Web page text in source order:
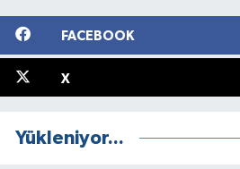
FACEBOOK
X
Yükleniyor...